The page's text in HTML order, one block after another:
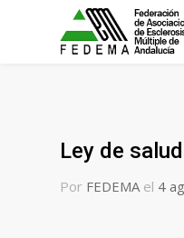
Ley de
Por FEDEMA el 4